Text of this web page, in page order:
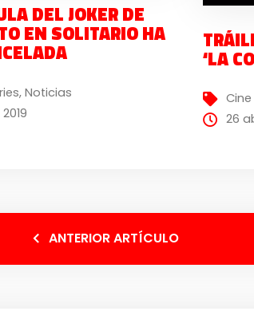
DEL JOKER DE
EN SOLITARIO HA
,Noticias
‘LA
Cine
26
ANTERIOR ARTÍCULO